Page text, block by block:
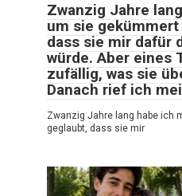
Zwanzig Jahre
um sie
dass sie mir dafür
würde. Aber eines
zufällig, was sie
Danach rief ich
Zwanzig Jahre lang habe ich
geglaubt, dass sie mir